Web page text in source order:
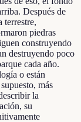
Después de
terrestre,
piedras
construyendo
destruyendo poco
cada año.
o están
más
la
su